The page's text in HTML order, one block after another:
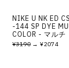
NIKE U NK ED
-144 SP DYE
COLOR - マルチ
¥3190 → ¥2074